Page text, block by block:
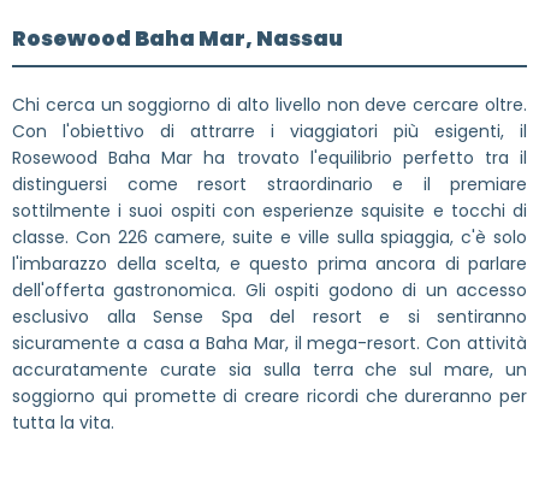
Rosewood Baha Mar, Nassau
Chi cerca un soggiorno di alto livello non deve cercare oltre.
Con l'obiettivo di attrarre i viaggiatori più esigenti, il
Rosewood Baha Mar ha trovato l'equilibrio perfetto tra il
distinguersi come resort straordinario e il premiare
sottilmente i suoi ospiti con esperienze squisite e tocchi di
classe. Con 226 camere, suite e ville sulla spiaggia, c'è solo
l'imbarazzo della scelta, e questo prima ancora di parlare
dell'offerta gastronomica. Gli ospiti godono di un accesso
esclusivo alla Sense Spa del resort e si sentiranno
sicuramente a casa a Baha Mar, il mega-resort. Con attività
accuratamente curate sia sulla terra che sul mare, un
soggiorno qui promette di creare ricordi che dureranno per
tutta la vita.